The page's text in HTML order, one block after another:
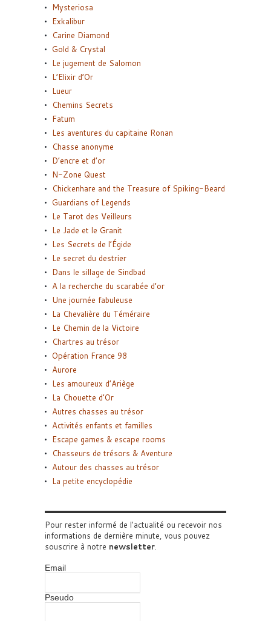
Mysteriosa
Exkalibur
Carine Diamond
Gold & Crystal
Le jugement de Salomon
L’Elixir d’Or
Lueur
Chemins Secrets
Fatum
Les aventures du capitaine Ronan
Chasse anonyme
D’encre et d’or
N-Zone Quest
Chickenhare and the Treasure of Spiking-Beard
Guardians of Legends
Le Tarot des Veilleurs
Le Jade et le Granit
Les Secrets de l’Égide
Le secret du destrier
Dans le sillage de Sindbad
A la recherche du scarabée d’or
Une journée fabuleuse
La Chevalière du Téméraire
Le Chemin de la Victoire
Chartres au trésor
Opération France 98
Aurore
Les amoureux d’Ariège
La Chouette d’Or
Autres chasses au trésor
Activités enfants et familles
Escape games & escape rooms
Chasseurs de trésors & Aventure
Autour des chasses au trésor
La petite encyclopédie
Pour rester informé de l'actualité ou recevoir nos
informations de dernière minute, vous pouvez
souscrire à notre newsletter.
Email
Pseudo